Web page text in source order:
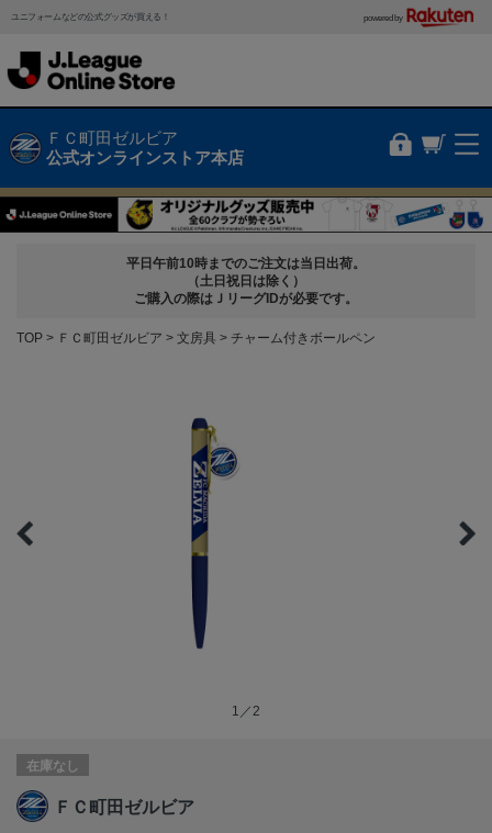
ユニフォームなどの公式グッズが買える！ powered by
ＦＣ町田ゼルビア
公式オンラインストア本店
平日午前10時までのご注文は当日出荷。
（土日祝日は除く）
ご購入の際はＪリーグIDが必要です。
TOP ＦＣ町田ゼルビア 文房具 チャーム付きボールペン
1／2
在庫なし
ＦＣ町田ゼルビア